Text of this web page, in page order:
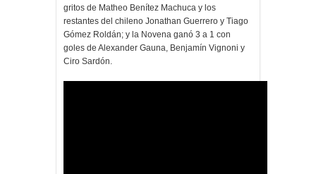
gritos de Matheo Benítez Machuca y los
restantes del chileno Jonathan Guerrero y Tiago
Gómez Roldán; y la Novena ganó 3 a 1 con
goles de Alexander Gauna, Benjamín Vignoni y
Ciro Sardón.